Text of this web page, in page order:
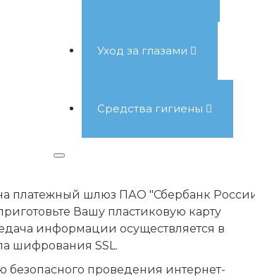
Уход за глазами
Средства гигиены
платежный шлюз ПАО "Сбербанк
Вашу пластиковую карту
информации осуществляется в
шифрования SSL.
безопасного проведения интернет-